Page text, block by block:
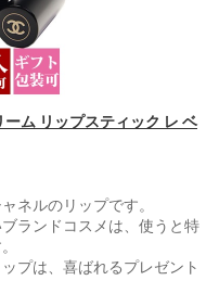
ム リップスティック レ ベ
ネルのリップです。
ランドコスメは、使うと特
プは、喜ばれるプレゼント